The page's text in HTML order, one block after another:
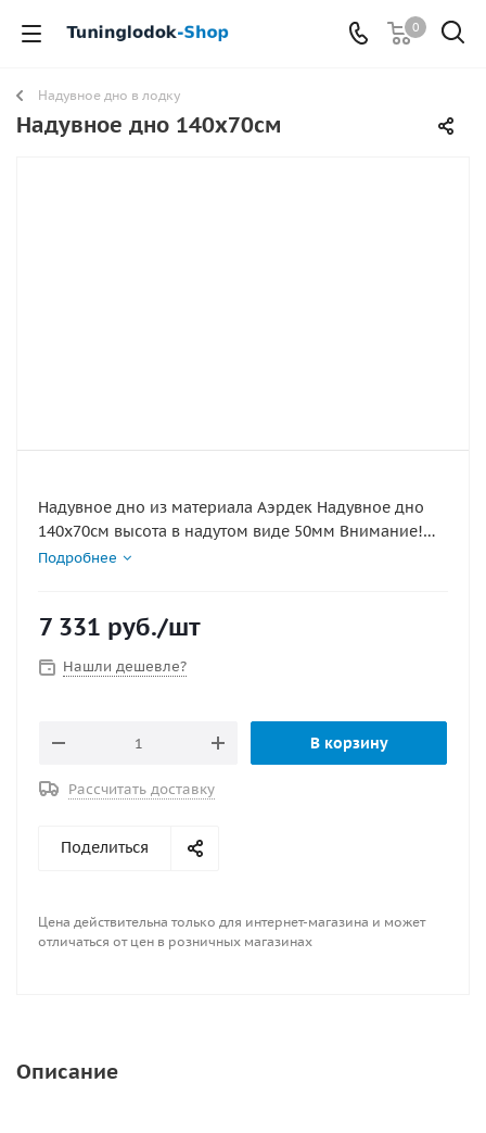
0
Надувное дно в лодку
Надувное дно 140х70см
Надувное дно из материала Аэрдек Надувное дно
140х70см высота в надутом виде 50мм Внимание!
Аирдек НЕ КИЛЬЕВЫХ ПВХ ЛОДОК ( этот лодки не
Подробнее
7 331 руб./шт
Нашли дешевле?
В корзину
Рассчитать доставку
Поделиться
Цена действительна только для интернет-магазина и может
отличаться от цен в розничных магазинах
Описание